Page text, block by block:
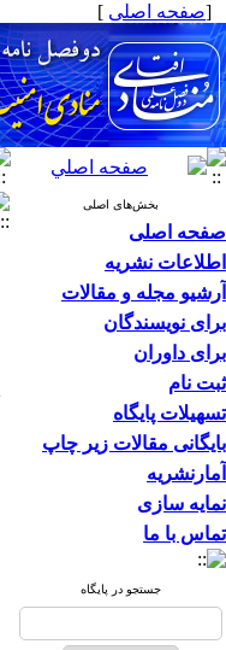
[صفحه اصلی ]
بخش‌های اصلی
صفحه اصلی
اطلاعات نشریه
آرشیو مجله و مقالات
برای نویسندگان
برای داوران
ثبت نام
تسهیلات پایگاه
بایگانی مقالات زیر چاپ
آمارنشریه
نمایه سازی
تماس با ما
جستجو در پایگاه